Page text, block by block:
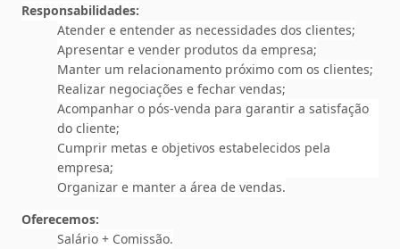
Responsabilidades:
Atender e entender as necessidades dos clientes;
Apresentar e vender produtos da empresa;
Manter um relacionamento próximo com os clientes;
Realizar negociações e fechar vendas;
Acompanhar o pós-venda para garantir a satisfação
do cliente;
Cumprir metas e objetivos estabelecidos pela
empresa;
Organizar e manter a área de vendas.
Oferecemos:
Salário + Comissão.